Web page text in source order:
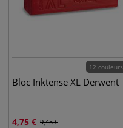
12 couleurs
Bloc Inktense XL Derwent
4,75 € 9,45€